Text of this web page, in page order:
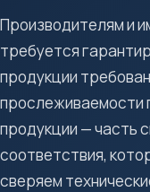
Производителям и
требуется
продукции
прослеживаемости
продукции — часть
соответствия,
сверяем